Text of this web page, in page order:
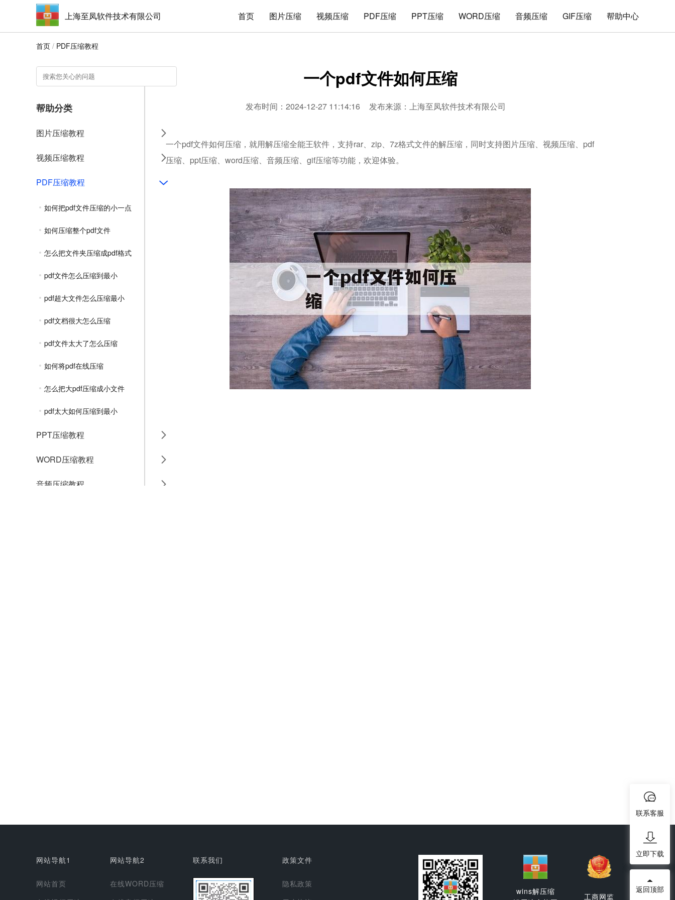
上海至凤软件技术有限公司 首页 图片压缩 视频压缩 PDF压缩 PPT压缩 WORD压缩 音频压缩 GIF压缩 帮助中心
首页 / PDF压缩教程
帮助分类
图片压缩教程
视频压缩教程
PDF压缩教程
如何把pdf文件压缩的小一点
如何压缩整个pdf文件
怎么把文件夹压缩成pdf格式
pdf文件怎么压缩到最小
pdf超大文件怎么压缩最小
pdf文档很大怎么压缩
pdf文件太大了怎么压缩
如何将pdf在线压缩
怎么把大pdf压缩成小文件
pdf太大如何压缩到最小
PPT压缩教程
WORD压缩教程
音频压缩教程
一个pdf文件如何压缩
发布时间：2024-12-27 11:14:16 发布来源：上海至凤软件技术有限公司
一个pdf文件如何压缩，就用解压缩全能王软件，支持rar、zip、7z格式文件的解压缩，同时支持图片压缩、视频压缩、pdf
压缩、ppt压缩、word压缩、音频压缩、gif压缩等功能，欢迎体验。
网站导航1
网站首页
网站导航2
在线WORD压缩
联系我们 政策文件
隐私政策
wins解压缩
工商网监
联系客服
立即下载
返回顶部